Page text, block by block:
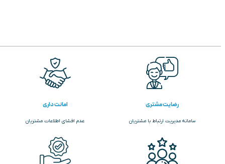
رضایت مشتری
سامانه مدیریت ارتباط با مشتریان
امانت داری
عدم افشای اطلاعات مشتریان